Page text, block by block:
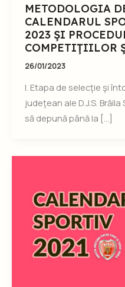
METODOLOGIA
CALENDARUL
2023 ŞI
COMPETIŢIILOR
26/01/2023
I. Etapa de selecţie şi
judeţean ale D.J.S.
să depună până la […]